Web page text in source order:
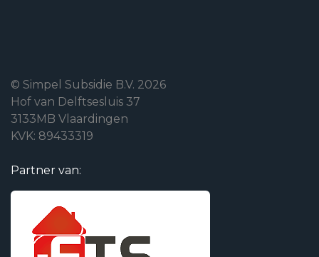
© Simpel Subsidie B.V. 2026
Hof van Delftsesluis 37
3133MB Vlaardingen
KVK: 89433319
Partner van: